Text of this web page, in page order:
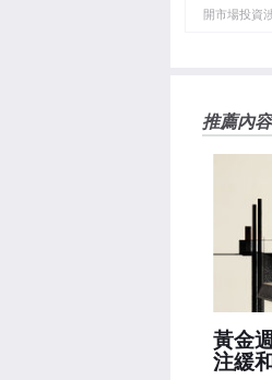
開市場投資
FXStreet和
失，傷害或
推薦內容
黃金
注緩